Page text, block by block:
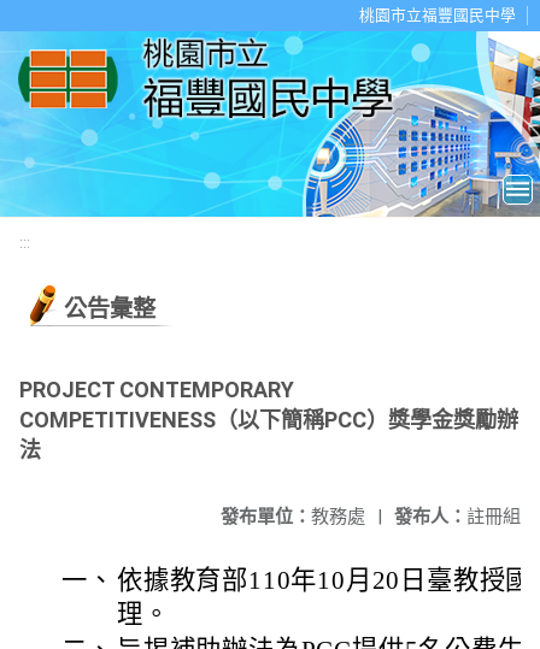
桃園市立福豐國民中學
:::
公告彙整
PROJECT CONTEMPORARY
COMPETITIVENESS（以下簡稱PCC）獎學金獎勵辦
法
發布人： 註冊組
發布單位： 教務處 |
一、 依據教育部110年10月20日臺教授
理。